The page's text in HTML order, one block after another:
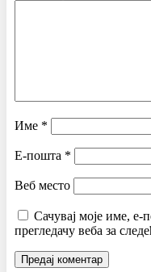
Име *
Е-пошта *
Веб место
Сачувај моје име,
прегледачу веба за